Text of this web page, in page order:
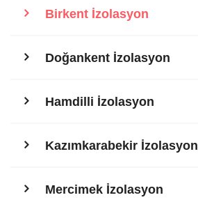
Birkent İzolasyon
Doğankent İzolasyon
Hamdilli İzolasyon
Kazımkarabekir İzolasyon
Mercimek İzolasyon